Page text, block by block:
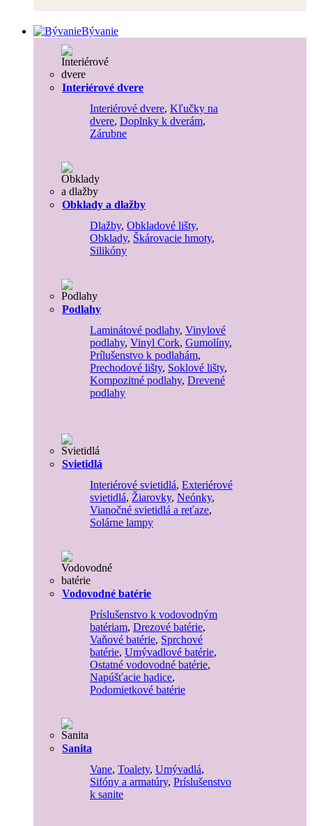
Bývanie
Interiérové dvere
Interiérové dvere, Kľučky na
dvere, Doplnky k dverám,
Zárubne
Obklady a dlažby
Dlažby, Obkladové lišty,
Obklady, Škárovacie hmoty,
Silikóny
Podlahy
Laminátové podlahy, Vinylové
podlahy, Vinyl Cork, Gumolíny,
Prílušenstvo k podlahám,
Prechodové lišty, Soklové lišty,
Kompozitné podlahy, Drevené
podlahy
Svietidlá
Interiérové svietidlá, Exteriérové
svietidlá, Žiarovky, Neónky,
Vianočné svietidlá a reťaze,
Solárne lampy
Vodovodné batérie
Príslušenstvo k vodovodným
batériam, Drezové batérie,
Vaňové batérie, Sprchové
batérie, Umývadlové batérie,
Ostatné vodovodné batérie,
Napúšťacie hadice,
Podomietkové batérie
Sanita
Vane, Toalety, Umývadlá,
Sifóny a armatúry, Príslušenstvo
k sanite